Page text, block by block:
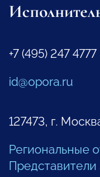
+7 (495) 247 4777
id@opora.ru
127473, г.
Региональные